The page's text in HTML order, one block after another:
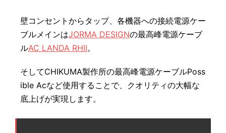
壁コンセントからタップ、各機器への接続電源ケー
ブルメインはJORMA DESIGNの最高峰電源ケーブ
ルAC LANDA RHII。
そしてCHIKUMA製作所の最高峰電源ケーブルPoss
ible Acなど使用することで、クオリティの大幅な
底上げが実現します。